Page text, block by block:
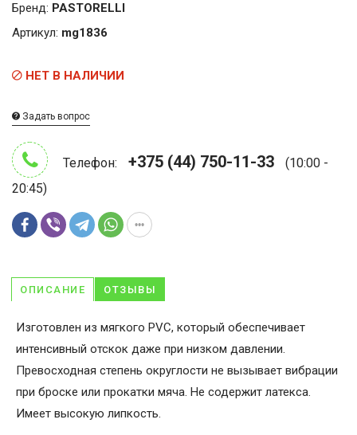
Бренд: PASTORELLI
Артикул: mg1836
НЕТ В НАЛИЧИИ
Задать вопрос
Телефон: +375 (44) 750-11-33
(10:00 -
20:45)
ОПИСАНИЕ ОТЗЫВЫ
Изготовлен из мягкого PVC, который обеспечивает
интенсивный отскок даже при низком давлении.
Превосходная степень округлости не вызывает вибрации
при броске или прокатки мяча. Не содержит латекса.
Имеет высокую липкость.